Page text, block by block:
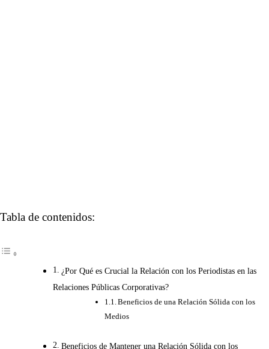
Tabla de contenidos:
¿Por Qué es Crucial la Relación con los Periodistas en las
Relaciones Públicas Corporativas?
Beneficios de una Relación Sólida con los
Medios
Beneficios de Mantener una Relación Sólida con los